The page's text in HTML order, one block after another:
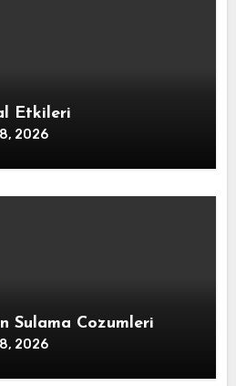
Etkileri
2026
Sulama Cozumleri
2026